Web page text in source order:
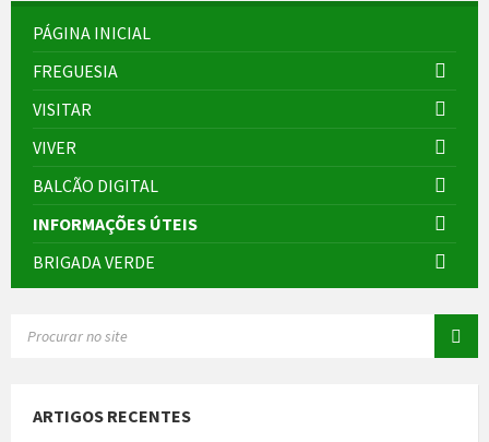
PÁGINA INICIAL
FREGUESIA
VISITAR
VIVER
BALCÃO DIGITAL
INFORMAÇÕES ÚTEIS
BRIGADA VERDE
ARTIGOS RECENTES